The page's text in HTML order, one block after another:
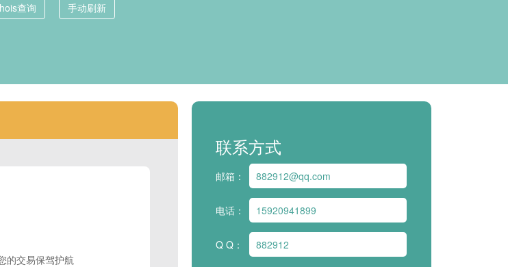
查询 手动刷新
的交易保驾护航
联系方式
邮箱： 882912@qq.com
电话： 15920941899
Q Q： 882912